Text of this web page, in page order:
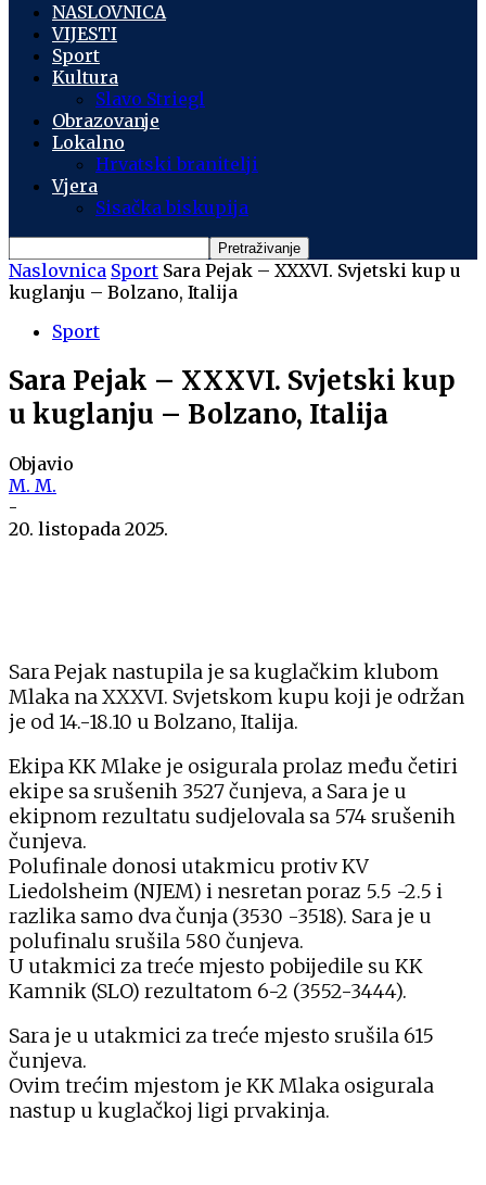
NASLOVNICA
VIJESTI
Sport
Kultura
Slavo Striegl
Obrazovanje
Lokalno
Hrvatski branitelji
Vjera
Sisačka biskupija
Naslovnica Sport Sara Pejak – XXXVI. Svjetski kup u
kuglanju – Bolzano, Italija
Sport
Sara Pejak – XXXVI. Svjetski kup
u kuglanju – Bolzano, Italija
Objavio
M. M.
-
20. listopada 2025.
Sara Pejak nastupila je sa kuglačkim klubom
Mlaka na XXXVI. Svjetskom kupu koji je održan
je od 14.-18.10 u Bolzano, Italija.
Ekipa KK Mlake je osigurala prolaz među četiri
ekipe sa srušenih 3527 čunjeva, a Sara je u
ekipnom rezultatu sudjelovala sa 574 srušenih
čunjeva.
Polufinale donosi utakmicu protiv KV
Liedolsheim (NJEM) i nesretan poraz 5.5 -2.5 i
razlika samo dva čunja (3530 -3518). Sara je u
polufinalu srušila 580 čunjeva.
U utakmici za treće mjesto pobijedile su KK
Kamnik (SLO) rezultatom 6-2 (3552-3444).
Sara je u utakmici za treće mjesto srušila 615
čunjeva.
Ovim trećim mjestom je KK Mlaka osigurala
nastup u kuglačkoj ligi prvakinja.